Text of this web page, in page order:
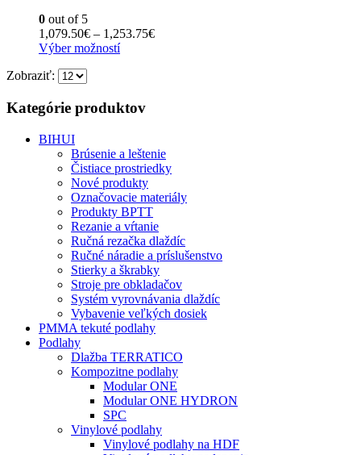
si
môžete
vybrať
produktu.
0 out of 5
1,079.50€ – 1,253.75€Price
Výber možnostíTento
variantov.
môžete
vybrať
na
stránke
produktu.
Zobraziť:
Kategórie produktov
BIHUI
Brúsenie a leštenie
Čistiace prostriedky
Nové produkty
Označovacie materiály
Produkty BPTT
Rezanie a vŕtanie
Ručná rezačka dlaždíc
Ručné náradie a príslušenstvo
Stierky a škrabky
Stroje pre obkladačov
Systém vyrovnávania dlaždíc
Vybavenie veľkých dosiek
PMMA tekuté podlahy
Podlahy
Dlažba TERRATICO
Kompozitne podlahy
Modular ONE
Modular ONE HYDRON
SPC
Vinylové podlahy
Vinylové podlahy na HDF